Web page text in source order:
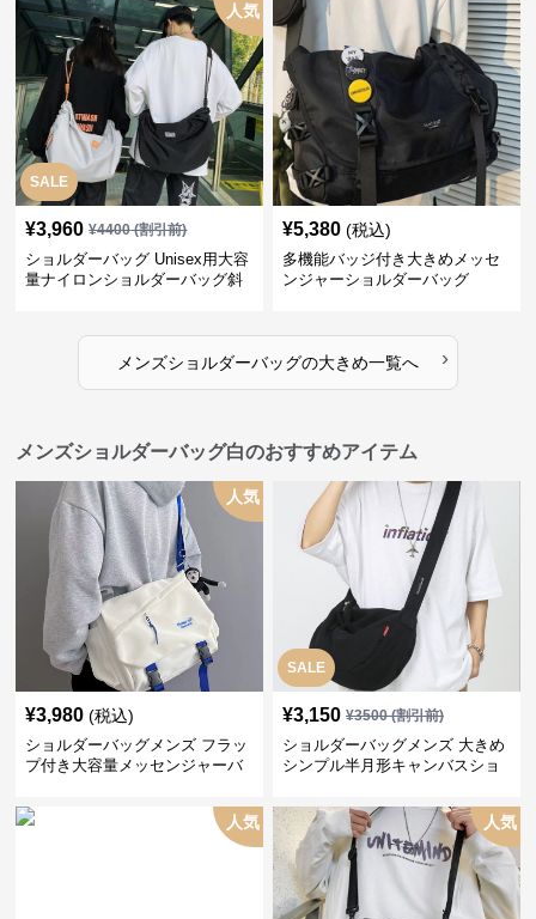
SALE
人気
¥3,960 ¥4400(割引前)
ショルダーバッグ Unisex用大容
量ナイロンショルダーバッグ斜
¥5,380 (税込)
多機能バッジ付き大きめメッセ
ンジャーショルダーバッグ
メンズショルダーバッグの大きめ一覧へ ›
メンズショルダーバッグ白のおすすめアイテム
人気
¥3,980 (税込)
ショルダーバッグメンズ フラッ
プ付き大容量メッセンジャーバ
SALE
¥3,150 ¥3500(割引前)
ショルダーバッグメンズ 大きめ
シンプル半月形キャンバスショ
人気 人気